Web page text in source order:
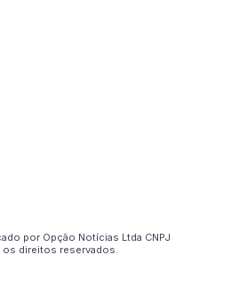
por Opção Notícias Ltda CNPJ
direitos reservados.